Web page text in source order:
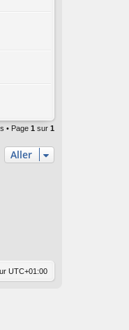
• Page 1 sur 1
Aller
UTC+01:00